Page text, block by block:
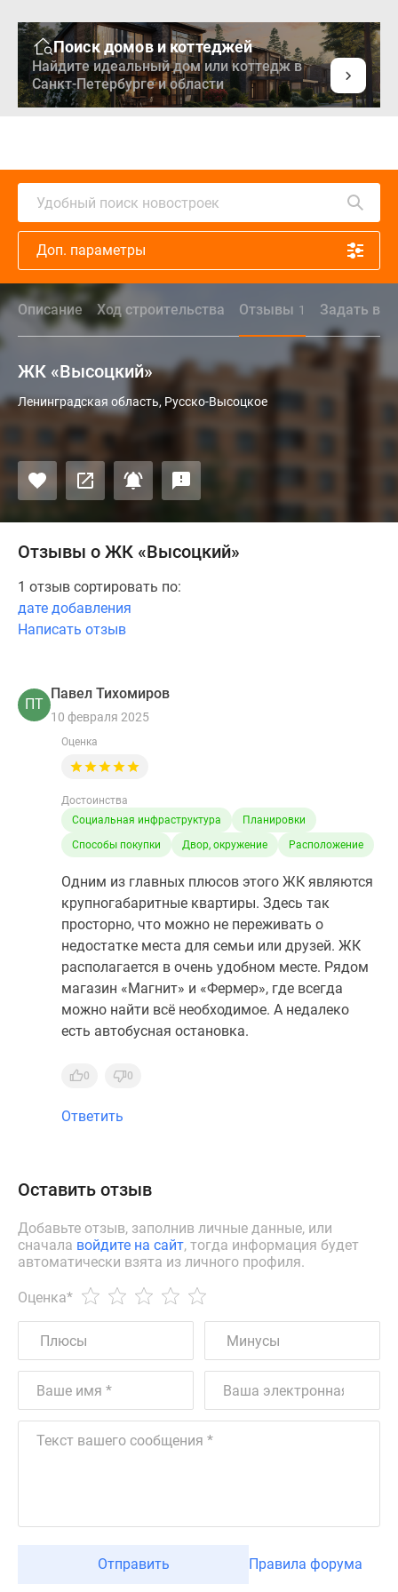
Поиск домов и коттеджей
Найдите идеальный дом или коттедж в
Санкт-Петербурге и области
Удобный поиск новостроек
Доп. параметры
Описание Ход строительства Отзывы 1 Задать
ЖК «Высоцкий»
Ленинградская область, Русско-Высоцкое
Отзывы о ЖК «Высоцкий»
1 отзыв сортировать по:
дате добавления
Написать отзыв
ПТ
Павел Тихомиров
10 февраля 2025
Оценка
Достоинства
Социальная инфраструктура
Планировки
Способы покупки
Двор, окружение Расположение
Одним из главных плюсов этого ЖК являются
крупногабаритные квартиры. Здесь так
просторно, что можно не переживать о
недостатке места для семьи или друзей. ЖК
располагается в очень удобном месте. Рядом
магазин «Магнит» и «Фермер», где всегда
можно найти всё необходимое. А недалеко
есть автобусная остановка.
0 0
Ответить
Оставить отзыв
Добавьте отзыв, заполнив личные данные, или
сначала войдите на сайт, тогда информация будет
автоматически взята из личного профиля.
Оценка*
Отправить Правила форума